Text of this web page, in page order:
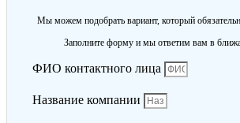
Мы можем подобрать вариант, который
Заполните форму и мы ответим вам в
ФИО контактного лица
Название компании